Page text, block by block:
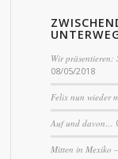
Wir
08/05/2018
Felix nun wieder
Auf und davon…
Mitten in Mexiko